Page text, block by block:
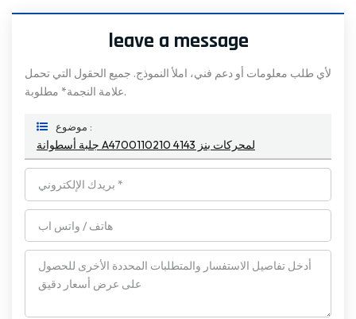
leave a message
لأي طلب معلومات أو دعم فني، املأ النموذج. جميع الحقول التي تحمل
علامة النجمة* مطلوبة.
موضوع :
جلبة أسطوانة A4700110210 لمحركات بنز 4143